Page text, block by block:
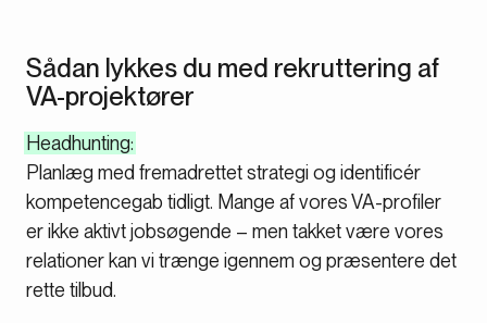
Sådan lykkes du med rekruttering af
VA-projektører
Headhunting:
Planlæg med fremadrettet strategi og identificér
kompetencegab tidligt. Mange af vores VA-profiler
er ikke aktivt jobsøgende – men takket være vores
relationer kan vi trænge igennem og præsentere det
rette tilbud.